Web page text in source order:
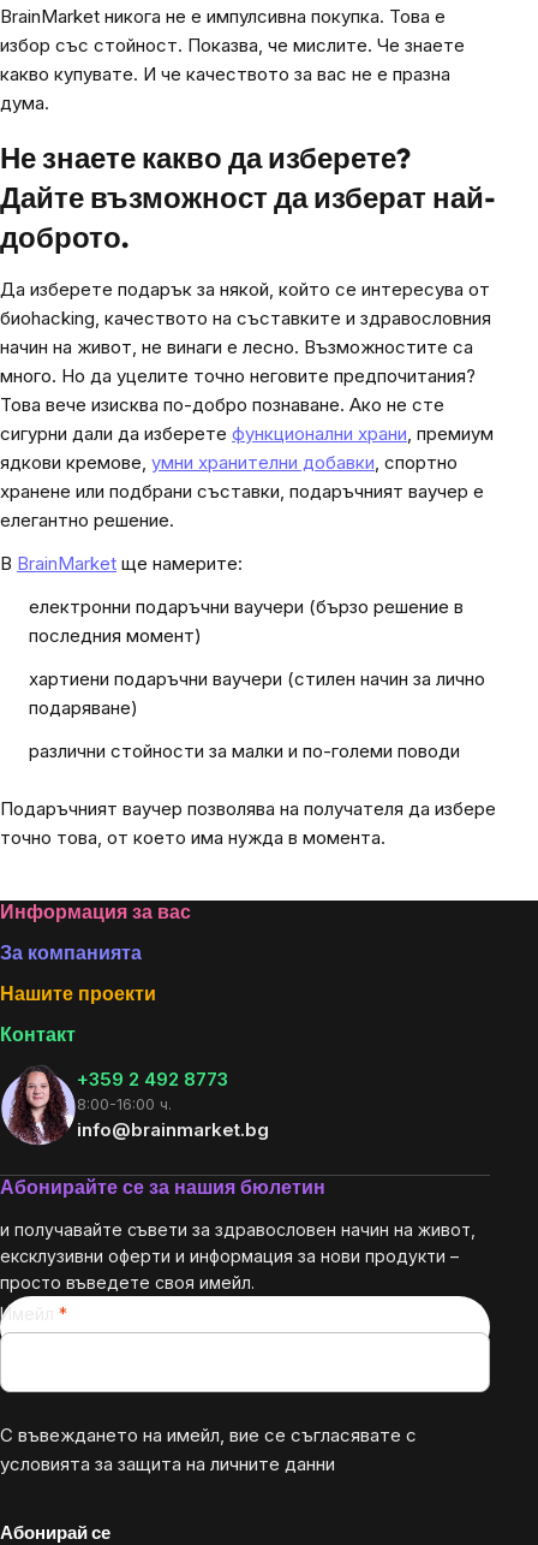
BrainMarket никога не е импулсивна покупка. Това е
избор със стойност. Показва, че мислите. Че знаете
какво купувате. И че качеството за вас не е празна
дума.
Не знаете какво да изберете?
Дайте възможност да изберат най-
доброто.
Да изберете подарък за някой, който се интересува от
биоhacking, качеството на съставките и здравословния
начин на живот, не винаги е лесно. Възможностите са
много. Но да уцелите точно неговите предпочитания?
Това вече изисква по-добро познаване. Ако не сте
сигурни дали да изберете функционални храни , премиум
ядкови кремове, умни хранителни добавки , спортно
хранене или подбрани съставки, подаръчният ваучер е
елегантно решение.
В BrainMarket ще намерите:
електронни подаръчни ваучери (бързо решение в
последния момент)
хартиени подаръчни ваучери (стилен начин за лично
подаряване)
различни стойности за малки и по-големи поводи
Подаръчният ваучер позволява на получателя да избере
точно това, от което има нужда в момента.
Footer
Информация за вас
За компанията
Нашите проекти
Контакт
+359 2 492 8773
8:00-16:00 ч.
info@brainmarket.bg
Абонирайте се за нашия бюлетин
и получавайте съвети за здравословен начин на живот,
ексклузивни оферти и информация за нови продукти –
просто въведете своя имейл.
Имейл
С въвеждането на имейл, вие се съгласявате с
условията за защита на личните данни
Абонирай се